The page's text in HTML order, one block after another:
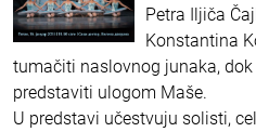
Petra Iljiča
Konstantina
tumačiti naslovnog junaka,
predstaviti ulogom Maše.
U predstavi učestvuju solisti,